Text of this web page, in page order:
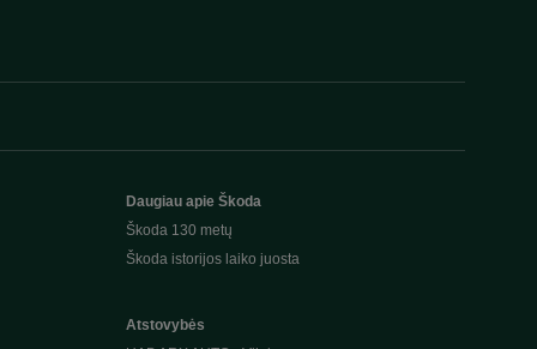
Daugiau apie Škoda
Škoda 130 metų
Škoda istorijos laiko juosta
Atstovybės